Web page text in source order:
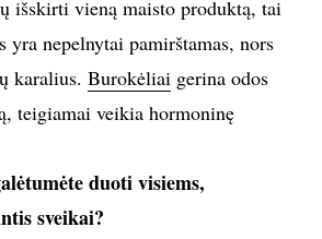
kuriai svarbus jos grožis, turėtų
spalvų maistą. Dabar tarp
terminas „spalvų
turėtų būti pačių įvairiausių
nuo violetinės iki geltonos
tik taip žmogus gaus visus
vitaminus, mineralus, o tai